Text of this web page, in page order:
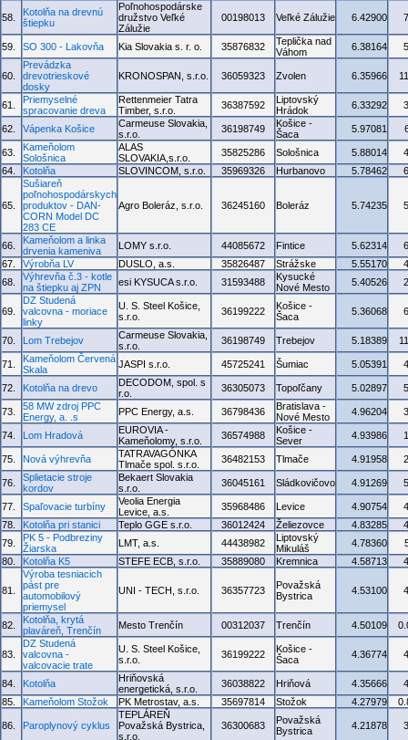
58.
Kotolňa na drevnú
štiepku
Poľnohospodárske
družstvo Veľké
Zálužie
00198013 Veľké Zálužie 6.42900
59. SO 300 - Lakovňa Kia Slovakia s. r. o. 35876832
Teplička nad
Váhom
6.38164
60.
Prevádzka
drevotrieskové
dosky
KRONOSPAN, s.r.o. 36059323 Zvolen 6.35966
61.
Priemyselné
spracovanie dreva
Rettenmeier Tatra
Timber, s.r.o.
36387592
Liptovský
Hrádok
6.33292
62. Vápenka Košice
Carmeuse Slovakia,
s.r.o.
36198749
Košice -
Šaca
5.97081
63.
Kameňolom
Sološnica
ALAS
SLOVAKIA,s.r.o.
35825286 Sološnica 5.88014
64.
Kotolňa SLOVINCOM, s.r.o. 35969326 Hurbanovo 5.78462
65.
Sušiareň
poľnohospodárskych
produktov - DAN-
CORN Model DC
283 CE
Agro Boleráz, s.r.o. 36245160 Boleráz 5.74235
66.
Kameňolom a linka
drvenia kameniva
LOMY s.r.o. 44085672 Fintice 5.62314
67.
Výrobňa LV DUSLO, a.s. 35826487 Strážske 5.55170
68.
Výhrevňa č.3 - kotle
na štiepku aj ZPN
esi KYSUCA s.r.o. 31593488
Kysucké
Nové Mesto
5.40526
69.
DZ Studená
valcovna - moriace
linky
U. S. Steel Košice,
s.r.o.
36199222
Košice -
Šaca
5.36068
70. Lom Trebejov
Carmeuse Slovakia,
s.r.o.
36198749 Trebejov 5.18389
71.
Kameňolom Červená
Skala
JASPI s.r.o. 45725241 Šumiac 5.05391
72. Kotolňa na drevo
DECODOM, spol. s
r.o.
36305073 Topoľčany 5.02897
73.
58 MW zdroj PPC
Energy, a. .s
PPC Energy, a.s. 36798436
Bratislava -
Nové Mesto
4.96204
74. Lom Hradová
EUROVIA -
Kameňolomy, s.r.o.
36574988
Košice -
Sever
4.93986
75. Nová výhrevňa
TATRAVAGÓNKA
Tlmače spol. s.r.o.
36482153 Tlmače 4.91958
76.
Splietacie stroje
kordov
Bekaert Slovakia
s.r.o.
36045161 Sládkovičovo 4.91269
77. Spaľovacie turbíny
Veolia Energia
Levice, a.s.
35968486 Levice 4.90754
78.
Kotolňa pri stanici Teplo GGE s.r.o. 36012424 Želiezovce 4.83285
79.
PK 5 - Podbreziny
Žiarska
LMT, a.s. 44438982
Liptovský
Mikuláš
4.78360
80.
Kotolňa K5 STEFE ECB, s.r.o. 35889080 Kremnica 4.58713
81.
Výroba tesniacich
pást pre
automobilový
priemysel
UNI - TECH, s.r.o. 36357723
Považská
Bystrica
4.53100
82.
Kotolňa, krytá
plaváreň, Trenčín
Mesto Trenčín 00312037 Trenčín 4.50109
83.
DZ Studená
valcovna -
valcovacie trate
U. S. Steel Košice,
s.r.o.
36199222
Košice -
Šaca
4.36774
84. Kotolňa
Hriňovská
energetická, s.r.o.
36038822 Hriňová 4.35666
85.
Kameňolom Stožok PK Metrostav, a.s. 35697814 Stožok 4.27979
86. Paroplynový cyklus
TEPLÁREŇ
Považská Bystrica,
s.r.o.
36300683
Považská
Bystrica
4.21878